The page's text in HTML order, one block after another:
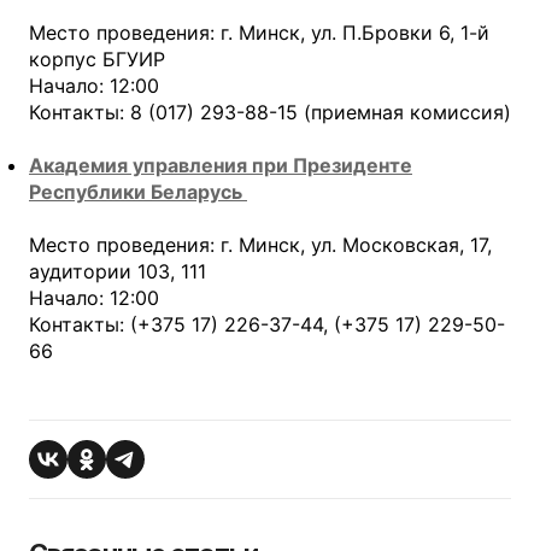
Место проведения: г. Минск, ул. П.Бровки 6, 1-й
корпус БГУИР
Начало: 12:00
Контакты: 8 (017) 293-88-15 (приемная комиссия)
Академия управления при Президенте
Республики Беларусь
Место проведения: г. Минск, ул. Московская, 17,
аудитории 103, 111
Начало: 12:00
Контакты: (+375 17) 226-37-44, (+375 17) 229-50-
66